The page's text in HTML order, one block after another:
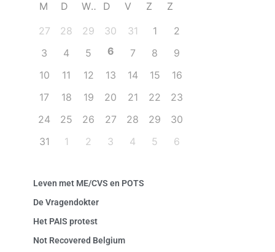
M D W D V Z
Z
27
28 29 30 31 1
2
3
4 5 6 7 8
9
10
11 12 13 14 15
16
17
18 19 20 21 22
23
24
25 26 27 28 29
30
31
1 2 3 4 5 6
Leven met ME/CVS en POTS
De Vragendokter
Het PAIS protest
Not Recovered Belgium